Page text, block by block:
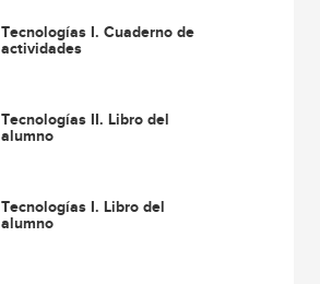
Tecnologías I. Cuaderno de
actividades
Tecnologías II. Libro del
alumno
Tecnologías I. Libro del
alumno